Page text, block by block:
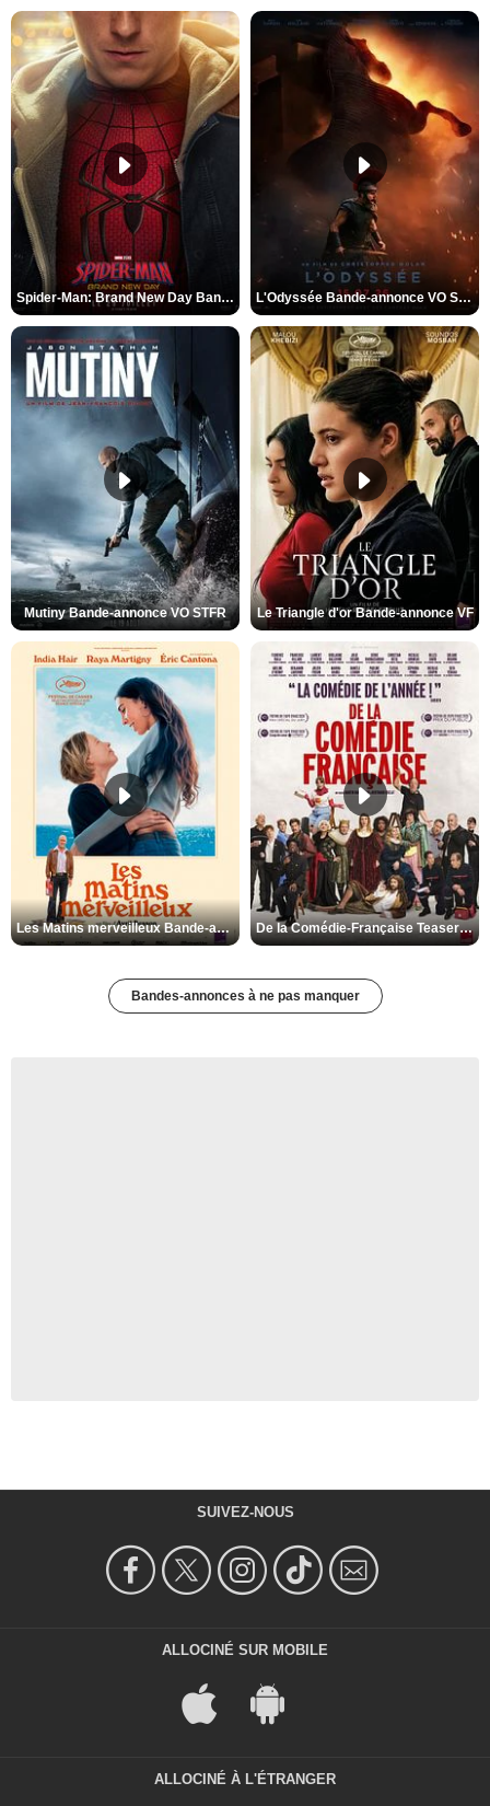
Spider-Man: Brand New Day Bande-annonce VO STFR L'Odyssée Bande-annonce VO STFR
Mutiny Bande-annonce VO STFR Le Triangle d'or Bande-annonce VF
Les Matins merveilleux Bande-annonce VF De la Comédie-Française Teaser VF
Bandes-annonces à ne pas manquer
SUIVEZ-NOUS
ALLOCINÉ SUR MOBILE
ALLOCINÉ À L'ÉTRANGER